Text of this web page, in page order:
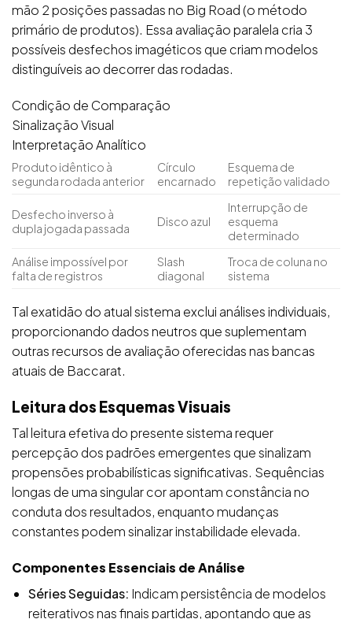
mão 2 posições passadas no Big Road (o método
primário de produtos). Essa avaliação paralela cria 3
possíveis desfechos imagéticos que criam modelos
distinguíveis ao decorrer das rodadas.
Condição de Comparação
Sinalização Visual
Interpretação Analítico
Produto idêntico à
segunda rodada anterior
Círculo
encarnado
Esquema de
repetição validado
Desfecho inverso à
dupla jogada passada
Disco azul
Interrupção de
esquema
determinado
Análise impossível por
falta de registros
Slash
diagonal
Troca de coluna no
sistema
Tal exatidão do atual sistema exclui análises individuais,
proporcionando dados neutros que suplementam
outras recursos de avaliação oferecidas nas bancas
atuais de Baccarat.
Leitura dos Esquemas Visuais
Tal leitura efetiva do presente sistema requer
percepção dos padrões emergentes que sinalizam
propensões probabilísticas significativas. Sequências
longas de uma singular cor apontam constância no
conduta dos resultados, enquanto mudanças
constantes podem sinalizar instabilidade elevada.
Componentes Essenciais de Análise
Séries Seguidas: Indicam persistência de modelos
reiterativos nas finais partidas, apontando que as